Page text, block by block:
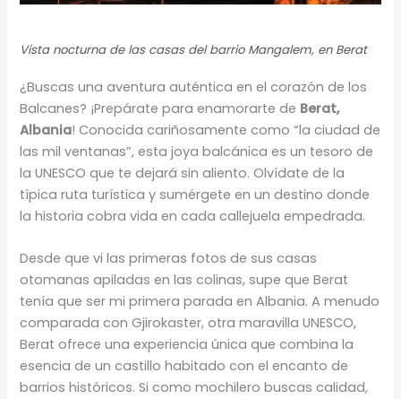
Vista nocturna de las casas del barrio Mangalem, en Berat
¿Buscas una aventura auténtica en el corazón de los
Balcanes? ¡Prepárate para enamorarte de Berat,
Albania! Conocida cariñosamente como “la ciudad de
las mil ventanas”, esta joya balcánica es un tesoro de
la UNESCO que te dejará sin aliento. Olvídate de la
típica ruta turística y sumérgete en un destino donde
la historia cobra vida en cada callejuela empedrada.
Desde que vi las primeras fotos de sus casas
otomanas apiladas en las colinas, supe que Berat
tenía que ser mi primera parada en Albania. A menudo
comparada con Gjirokaster, otra maravilla UNESCO,
Berat ofrece una experiencia única que combina la
esencia de un castillo habitado con el encanto de
barrios históricos. Si como mochilero buscas calidad,